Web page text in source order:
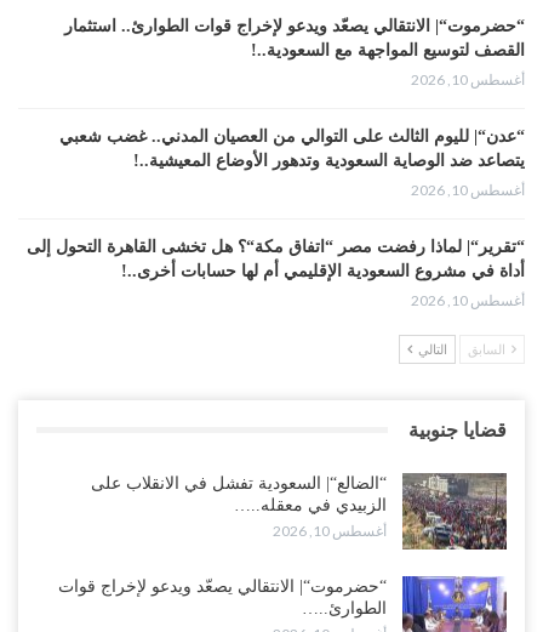
“حضرموت“| الانتقالي يصعّد ويدعو لإخراج قوات الطوارئ.. استثمار
القصف لتوسيع المواجهة مع السعودية..!
أغسطس 10, 2026
“عدن“| لليوم الثالث على التوالي من العصيان المدني.. غضب شعبي
يتصاعد ضد الوصاية السعودية وتدهور الأوضاع المعيشية..!
أغسطس 10, 2026
“تقرير“| لماذا رفضت مصر “اتفاق مكة“؟ هل تخشى القاهرة التحول إلى
أداة في مشروع السعودية الإقليمي أم لها حسابات أخرى..!
أغسطس 10, 2026
واشنطن تستنجد بتحالفات السعودية في البحر الأحمر.. ضربات صنعاء
مقرّب من أرامكو يفتح باب التنصل من المسؤولية..!
أغسطس 10, 2026
“مقالات“| قِفْ.. لَا تَعْبَثْ مَعِي..!
أغسطس 10, 2026
السابق التالي
قضايا جنوبية
“الضالع“| السعودية تفشل في الانقلاب على
الزبيدي في معقله..…
أغسطس 10, 2026
“حضرموت“| الانتقالي يصعّد ويدعو لإخراج قوات
الطوارئ..…